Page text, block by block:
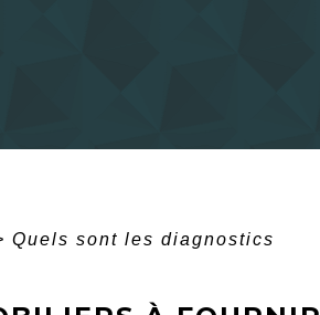
Quels sont les diagnostics